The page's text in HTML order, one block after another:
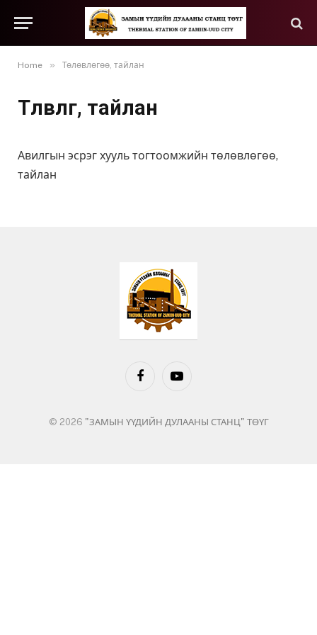
Home » Төлөвлөгөө, тайлан
Төлөвлөгөө, тайлан
Авилгын эсрэг хууль тогтоомжийн төлөвлөгөө,
тайлан
FacebookYouTube
© 2026 "ЗАМЫН ҮҮДИЙН ДУЛААНЫ СТАНЦ" ТӨҮГ